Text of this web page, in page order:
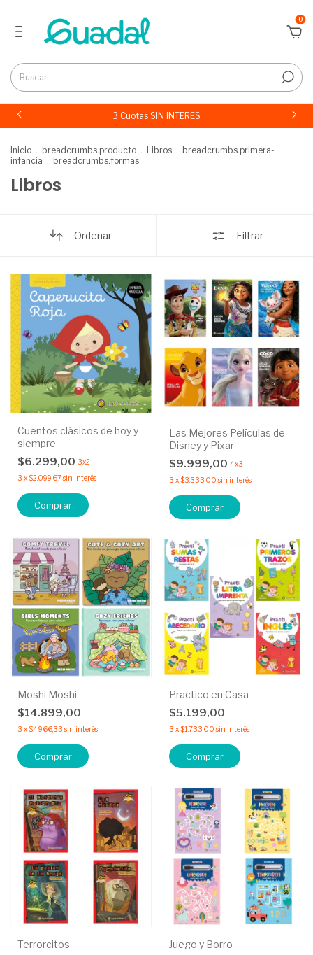
0
3 Cuotas SIN INTERÉS
Inicio . breadcrumbs.producto . Libros . breadcrumbs.primera-
infancia . breadcrumbs.formas
Libros
Ordenar Filtrar
Cuentos clásicos de hoy y
siempre
$6.299,00 3x2
3 x$2.099,67sin interés
Comprar
Las Mejores Películas de
Disney y Pixar
$9.999,00 4x3
3 x$3.333,00 sin interés
Comprar
Moshi Moshi
$14.899,00
3 x$4.966,33 sin interés
Comprar
Practico en Casa
$5.199,00
3 x$1.733,00 sin interés
Comprar
Terrorcitos Juego y Borro